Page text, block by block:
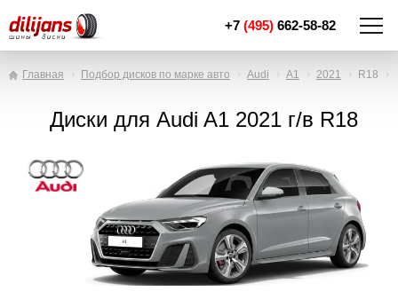
+7 (495) 662-58-82
Главная Подбор дисков по марке авто Audi A1 2021 R18
Диски для Audi A1 2021 г/в R18